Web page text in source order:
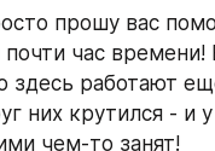
прошу вас
час времени!
здесь работают
них крутился - и
чем-то занят!